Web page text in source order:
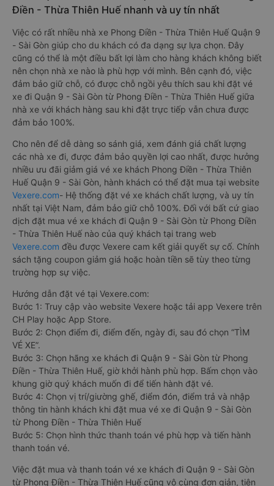
Điền - Thừa Thiên Huế nhanh và uy tín nhất
Việc có rất nhiều nhà xe Phong Điền - Thừa Thiên Huế Quận 9
- Sài Gòn giúp cho du khách có đa dạng sự lựa chọn. Đây
cũng có thể là một điều bất lợi làm cho hàng khách không biết
nên chọn nhà xe nào là phù hợp với mình. Bên cạnh đó, việc
đảm bảo giữ chỗ, có được chỗ ngồi yêu thích sau khi đặt vé
xe đi Quận 9 - Sài Gòn từ Phong Điền - Thừa Thiên Huế giữa
nhà xe với khách hàng sau khi đặt trực tiếp vẫn chưa được
đảm bảo 100%.
Cho nên để dễ dàng so sánh giá, xem đánh giá chất lượng
các nhà xe đi, được đảm bảo quyền lợi cao nhất, được hưởng
nhiều ưu đãi giảm giá vé xe khách Phong Điền - Thừa Thiên
Huế Quận 9 - Sài Gòn, hành khách có thể đặt mua tại website
Vexere.com- Hệ thống đặt vé xe khách chất lượng, và uy tín
nhất tại Việt Nam, đảm bảo giữ chỗ 100%. Đối với bất cứ giao
dịch đặt mua vé xe khách đi Quận 9 - Sài Gòn từ Phong Điền
- Thừa Thiên Huế nào của quý khách tại trang web
Vexere.com đều được Vexere cam kết giải quyết sự cố. Chính
sách tặng coupon giảm giá hoặc hoàn tiền sẽ tùy theo từng
trường hợp sự việc.
Hướng dẫn đặt vé tại Vexere.com:
Bước 1: Truy cập vào website Vexere hoặc tải app Vexere trên
CH Play hoặc App Store.
Bước 2: Chọn điểm đi, điểm đến, ngày đi, sau đó chọn “TÌM
VÉ XE”.
Bước 3: Chọn hãng xe khách đi Quận 9 - Sài Gòn từ Phong
Điền - Thừa Thiên Huế, giờ khởi hành phù hợp. Bấm chọn vào
khung giờ quý khách muốn đi để tiến hành đặt vé.
Bước 4: Chọn vị trí/giường ghế, điểm đón, điểm trả và nhập
thông tin hành khách khi đặt mua vé xe đi Quận 9 - Sài Gòn
từ Phong Điền - Thừa Thiên Huế
Bước 5: Chọn hình thức thanh toán vé phù hợp và tiến hành
thanh toán vé.
Việc đặt mua và thanh toán vé xe khách đi Quận 9 - Sài Gòn
từ Phong Điền - Thừa Thiên Huế cũng vô cùng đơn giản, tiện